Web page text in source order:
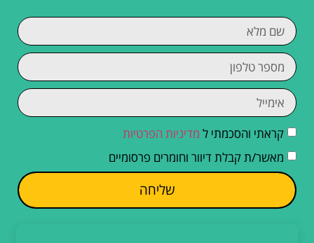
קראתי והסכמתי ל מדיניות הפרטיות
מאשר/ת קבלת דיוור וחומרים פרסומיים
שליחה